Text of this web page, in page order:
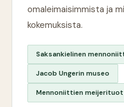
omaleimaisimmista ja
kokemuksista.
Saksankielinen
Jacob Ungerin museo
Mennoniittien